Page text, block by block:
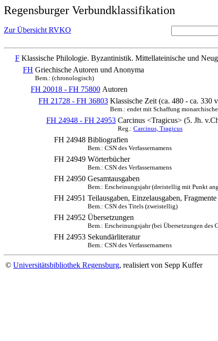
Regensburger Verbundklassifikation
Zur Übersicht RVKO
F Klassische Philologie. Byzantinistik. Mittellateinische und
FH Griechische Autoren und Anonyma
Bem.: (chronologisch)
FH 20018 - FH 75800 Autoren
FH 21728 - FH 36803 Klassische Zeit (ca. 480 - ca. 330
Bem.: endet mit Schaffung
FH 24948 - FH 24953 Carcinus <Tragicus> (5. Jh.
Reg.: Carcinus, Tragicus
FH 24948 Bibliografien
Bem.: CSN des Verfassernamens
FH 24949 Wörterbücher
Bem.: CSN des Verfassernamens
FH 24950 Gesamtausgaben
Bem.: Erscheinungsjahr (dreistellig mit Punkt
FH 24951 Teilausgaben, Einzelausgaben, Fragmente
Bem.: CSN des Titels (zweistellig)
FH 24952 Übersetzungen
Bem.: Erscheinungsjahr (bei Übersetzungen des
FH 24953 Sekundärliteratur
Bem.: CSN des Verfassernamens
© Universitätsbibliothek Regensburg, realisiert von Sepp Kuffer